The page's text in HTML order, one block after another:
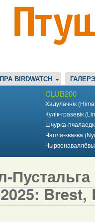
ПРА BIRDWATCH
CLUB200
Хадулачнік
Кулік-гразевік
Шчурка-
Чапля-кваква